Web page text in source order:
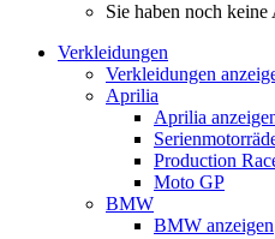
Sie haben noch
Verkleidungen
Verkleidungen
Aprilia
Aprilia
Production
Moto GP
BMW
BMW anzeigen